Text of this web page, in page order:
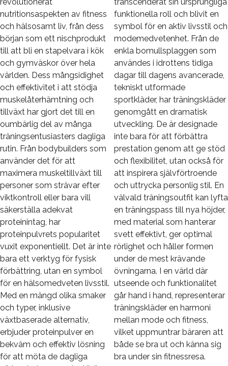
nutritionsaspekten av fitness
och hälsosamt liv, från dess
början som ett nischprodukt
till att bli en stapelvara i kök
och gymväskor över hela
världen. Dess mångsidighet
och effektivitet i att stödja
muskelåterhämtning och
tillväxt har gjort det till en
oumbärlig del av många
träningsentusiasters dagliga
rutin. Från bodybuilders som
använder det för att
maximera muskeltillväxt till
personer som strävar efter
viktkontroll eller bara vill
säkerställa adekvat
proteinintag, har
proteinpulvrets popularitet
vuxit exponentiellt. Det är inte
bara ett verktyg för fysisk
förbättring, utan en symbol
för en hälsomedveten livsstil.
Med en mängd olika smaker
och typer, inklusive
växtbaserade alternativ,
erbjuder proteinpulver en
bekväm och effektiv lösning
för att möta de dagliga
funktionella roll och blivit en
symbol för en aktiv livsstil och
modemedvetenhet. Från de
enkla bomullsplaggen som
användes i idrottens tidiga
dagar till dagens avancerade,
tekniskt utformade
sportkläder, har träningskläder
genomgått en dramatisk
utveckling. De är designade
inte bara för att förbättra
prestation genom att ge stöd
och flexibilitet, utan också för
att inspirera självförtroende
och uttrycka personlig stil. En
välvald träningsoutfit kan lyfta
en träningspass till nya höjder,
med material som hanterar
svett effektivt, ger optimal
rörlighet och håller formen
under de mest krävande
övningarna. I en värld där
utseende och funktionalitet
går hand i hand, representerar
träningskläder en harmoni
mellan mode och fitness,
vilket uppmuntrar bäraren att
både se bra ut och känna sig
bra under sin fitnessresa.